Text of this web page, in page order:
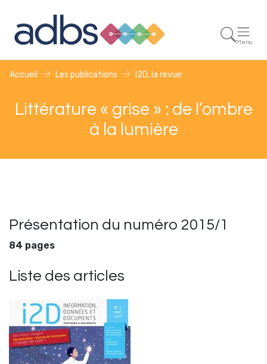
Menu
Accueil Les publications I2D, la revue
Littérature « grise » : de l’ombre
à la lumière
Présentation du numéro 2015/1
84 pages
Liste des articles